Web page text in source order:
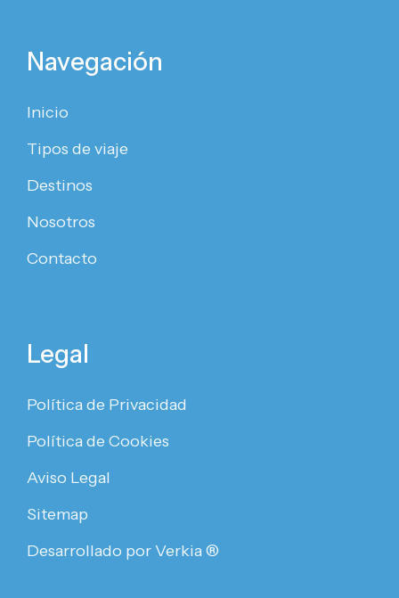
Navegación
Inicio
Tipos de viaje
Destinos
Nosotros
Contacto
Legal
Política de Privacidad
Política de Cookies
Aviso Legal
Sitemap
Desarrollado por Verkia ®